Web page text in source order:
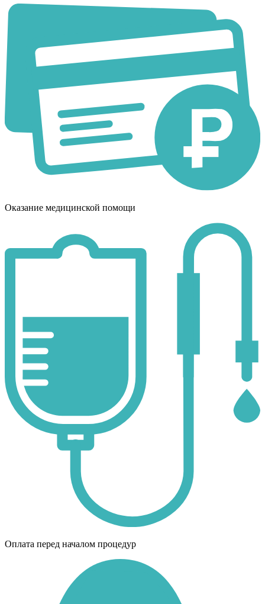
Оказание медицинской помощи
Оплата перед началом процедур